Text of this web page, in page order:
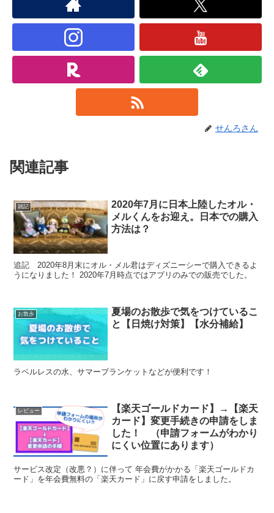
せんろさん
関連記事
雑記
2020年7月に日本上陸したオル・
メルくんをお迎え。日本での購入
方法は？
追記 2020年8月末にオル・メル君はディズニーシーで購入できるよ
うになりました！ 2020年7月時点ではアプリのみでの販売でした。
お散歩
夏場のお散歩で気をつけているこ
と【日焼け対策】【水分補給】
ラベルレスの水、サマーブランケットなどが便利です！
レビュー
【楽天ゴールドカード】→【楽天
カード】変更手続きの申請をしま
した！ （申請フォームがわかり
にくい位置にあります）
サービス改定（改悪？）に伴って 年会費がかかる「楽天ゴールドカ
ード」を年会費無料の「楽天カード」に戻す申請をしました。